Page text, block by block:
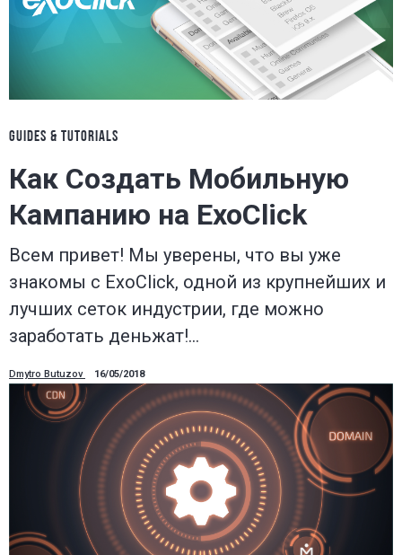
GUIDES & TUTORIALS
Как Создать Мобильную
Кампанию на ExoClick
Всем привет! Мы уверены, что вы уже
знакомы с ExoClick, одной из крупнейших и
лучших сеток индустрии, где можно
заработать деньжат!…
Dmytro Butuzov 16/05/2018